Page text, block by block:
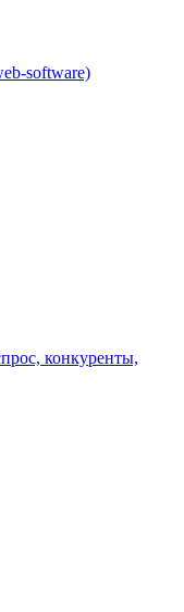
software)
конкуренты,